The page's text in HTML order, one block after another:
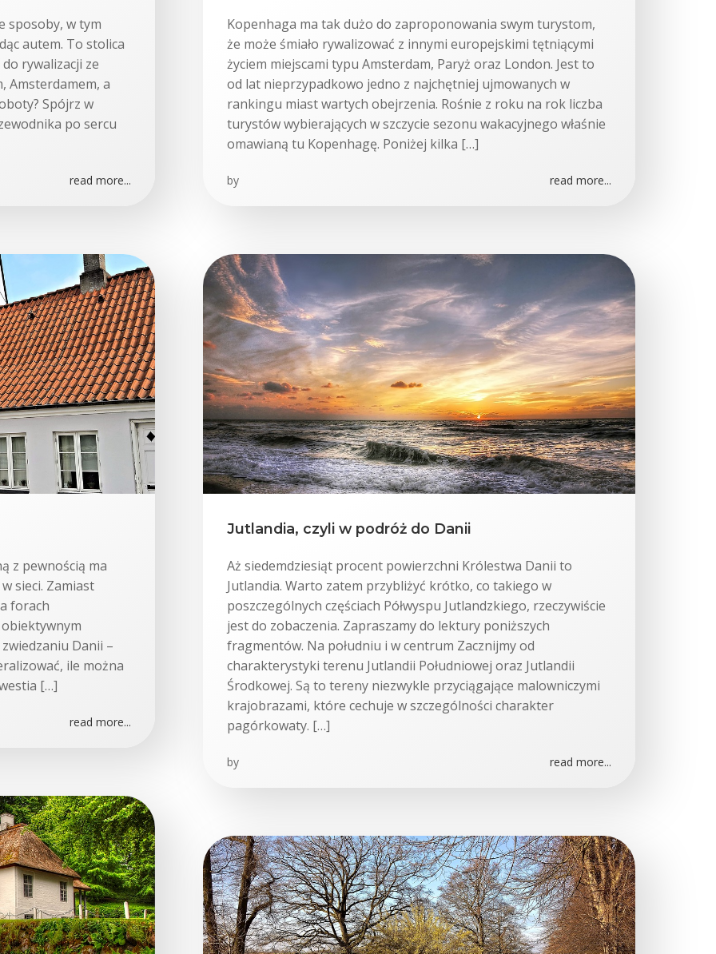
sposoby, w tym
autem. To stolica
rywalizacji ze
Amsterdamem, a
Spójrz w
po sercu
read more...
Kopenhaga ma tak dużo do zaproponowania swym turystom,
że może śmiało rywalizować z innymi europejskimi tętniącymi
życiem miejscami typu Amsterdam, Paryż oraz London. Jest to
od lat nieprzypadkowo jedno z najchętniej ujmowanych w
rankingu miast wartych obejrzenia. Rośnie z roku na rok liczba
turystów wybierających w szczycie sezonu wakacyjnego właśnie
omawianą tu Kopenhagę. Poniżej kilka […]
by read more...
z pewnością ma
sieci. Zamiast
forach
Danii –
ile można
[…]
read more...
Jutlandia, czyli w podróż do Danii
Aż siedemdziesiąt procent powierzchni Królestwa Danii to
Jutlandia. Warto zatem przybliżyć krótko, co takiego w
poszczególnych częściach Półwyspu Jutlandzkiego, rzeczywiście
jest do zobaczenia. Zapraszamy do lektury poniższych
fragmentów. Na południu i w centrum Zacznijmy od
charakterystyki terenu Jutlandii Południowej oraz Jutlandii
Środkowej. Są to tereny niezwykle przyciągające malowniczymi
krajobrazami, które cechuje w szczególności charakter
pagórkowaty. […]
by read more...